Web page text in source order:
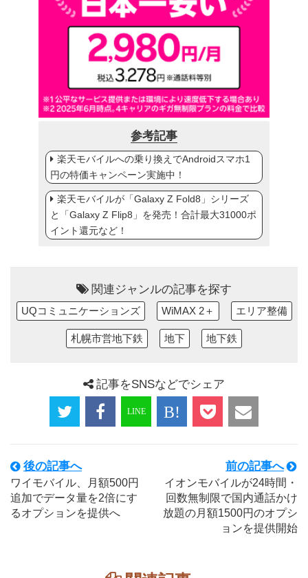
参考記事
楽天モバイルへの乗り換えでAndroidスマホ1
円の特価キャンペーン実施中！
楽天モバイルが「Galaxy Z Fold8」シリーズ
と「Galaxy Z Flip8」を発売！合計最大31000ポ
イント還元など！
関連ジャンルの記事を探す
UQコミュニケーションズ WiMAX 2＋ エリア整備
札幌市営地下鉄 地下 地下鉄
記事をSNSなどでシェア
後の記事へ
ワイモバイル、月額500円
追加でデータ量を2倍にす
るオプションを提供へ
前の記事へ
イオンモバイルが24時間・
回数無制限で国内通話かけ
放題の月額1500円のオプシ
ョンを提供開始